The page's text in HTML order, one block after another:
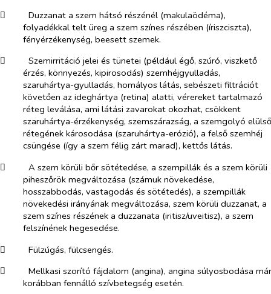
​
Duzzanat a szem hátsó részénél (makulaödéma),
folyadékkal telt üreg a szem színes részében (íriszciszta),
fényérzékenység, beesett szemek.
​
Szemirritáció jelei és tünetei (például égő, szúró, viszkető
érzés, könnyezés, kipirosodás) szemhéjgyulladás,
szaruhártya-gyulladás, homályos látás, sebészeti filtrációt
követően az ideghártya (retina) alatti, vérereket tartalmazó
réteg leválása, ami látási zavarokat okozhat, csökkent
szaruhártya-érzékenység, szemszárazság, a szemgolyó elülső
rétegének károsodása (szaruhártya-erózió), a felső szemhéj
csüngése (így a szem félig zárt marad), kettős látás.
​
A szem körüli bőr sötétedése, a szempillák és a szem körüli
piheszőrök megváltozása (számuk növekedése,
hosszabbodás, vastagodás és sötétedés), a szempillák
növekedési irányának megváltozása, szem körüli duzzanat, a
szem színes részének a duzzanata (iritisz/uveitisz), a szem
felszínének hegesedése.
​
Fülzúgás, fülcsengés.
​
Mellkasi szorító fájdalom (angina), angina súlyosbodása már
korábban fennálló szívbetegség esetén.